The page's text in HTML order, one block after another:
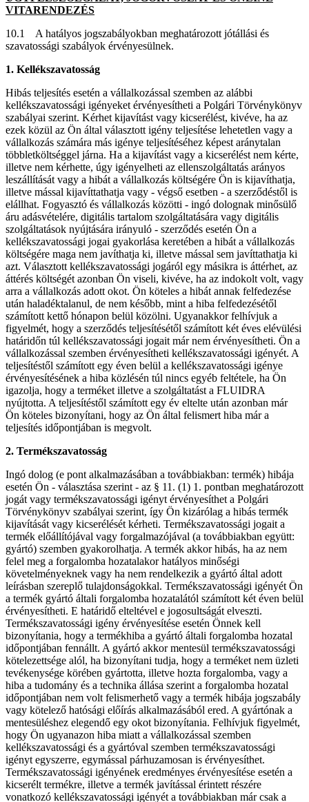
VITARENDEZÉS
10.1 A hatályos jogszabályokban meghatározott jótállási és
szavatossági szabályok érvényesülnek.
1. Kellékszavatosság
Hibás teljesítés esetén a vállalkozással szemben az alábbi
kellékszavatossági igényeket érvényesítheti a Polgári Törvénykönyv
szabályai szerint. Kérhet kijavítást vagy kicserélést, kivéve, ha az
ezek közül az Ön által választott igény teljesítése lehetetlen vagy a
vállalkozás számára más igénye teljesítéséhez képest aránytalan
többletköltséggel járna. Ha a kijavítást vagy a kicserélést nem kérte,
illetve nem kérhette, úgy igényelheti az ellenszolgáltatás arányos
leszállítását vagy a hibát a vállalkozás költségére Ön is kijavíthatja,
illetve mással kijavíttathatja vagy - végső esetben - a szerződéstől is
elállhat. Fogyasztó és vállalkozás közötti - ingó dolognak minősülő
áru adásvételére, digitális tartalom szolgáltatására vagy digitális
szolgáltatások nyújtására irányuló - szerződés esetén Ön a
kellékszavatossági jogai gyakorlása keretében a hibát a vállalkozás
költségére maga nem javíthatja ki, illetve mással sem javíttathatja ki
azt. Választott kellékszavatossági jogáról egy másikra is áttérhet, az
áttérés költségét azonban Ön viseli, kivéve, ha az indokolt volt, vagy
arra a vállalkozás adott okot. Ön köteles a hibát annak felfedezése
után haladéktalanul, de nem később, mint a hiba felfedezésétől
számított kettő hónapon belül közölni. Ugyanakkor felhívjuk a
figyelmét, hogy a szerződés teljesítésétől számított két éves elévülési
határidőn túl kellékszavatossági jogait már nem érvényesítheti. Ön a
vállalkozással szemben érvényesítheti kellékszavatossági igényét. A
teljesítéstől számított egy éven belül a kellékszavatossági igénye
érvényesítésének a hiba közlésén túl nincs egyéb feltétele, ha Ön
igazolja, hogy a terméket illetve a szolgáltatást a FLUIDRA
nyújtotta. A teljesítéstől számított egy év eltelte után azonban már
Ön köteles bizonyítani, hogy az Ön által felismert hiba már a
teljesítés időpontjában is megvolt.
2. Termékszavatosság
Ingó dolog (e pont alkalmazásában a továbbiakban: termék) hibája
esetén Ön - választása szerint - az § 11. (1) 1. pontban meghatározott
jogát vagy termékszavatossági igényt érvényesíthet a Polgári
Törvénykönyv szabályai szerint, így Ön kizárólag a hibás termék
kijavítását vagy kicserélését kérheti. Termékszavatossági jogait a
termék előállítójával vagy forgalmazójával (a továbbiakban együtt:
gyártó) szemben gyakorolhatja. A termék akkor hibás, ha az nem
felel meg a forgalomba hozatalakor hatályos minőségi
követelményeknek vagy ha nem rendelkezik a gyártó által adott
leírásban szereplő tulajdonságokkal. Termékszavatossági igényét Ön
a termék gyártó általi forgalomba hozatalától számított két éven belül
érvényesítheti. E határidő elteltével e jogosultságát elveszti.
Termékszavatossági igény érvényesítése esetén Önnek kell
bizonyítania, hogy a termékhiba a gyártó általi forgalomba hozatal
időpontjában fennállt. A gyártó akkor mentesül termékszavatossági
kötelezettsége alól, ha bizonyítani tudja, hogy a terméket nem üzleti
tevékenysége körében gyártotta, illetve hozta forgalomba, vagy a
hiba a tudomány és a technika állása szerint a forgalomba hozatal
időpontjában nem volt felismerhető vagy a termék hibája jogszabály
vagy kötelező hatósági előírás alkalmazásából ered. A gyártónak a
mentesüléshez elegendő egy okot bizonyítania. Felhívjuk figyelmét,
hogy Ön ugyanazon hiba miatt a vállalkozással szemben
kellékszavatossági és a gyártóval szemben termékszavatossági
igényt egyszerre, egymással párhuzamosan is érvényesíthet.
Termékszavatossági igényének eredményes érvényesítése esetén a
kicserélt termékre, illetve a termék javítással érintett részére
vonatkozó kellékszavatossági igényét a továbbiakban már csak a